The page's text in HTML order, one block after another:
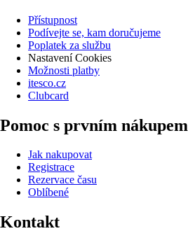
Přístupnost
Podívejte se, kam doručujeme
Poplatek za službu
Nastavení Cookies
Možnosti platby
itesco.cz
Clubcard
Pomoc s prvním nákupem
Jak nakupovat
Registrace
Rezervace času
Oblíbené
Kontakt